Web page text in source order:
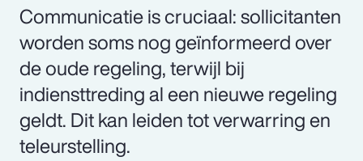
Communicatie is cruciaal: sollicitanten
worden soms nog geïnformeerd over
de oude regeling, terwijl bij
indiensttreding al een nieuwe regeling
geldt. Dit kan leiden tot verwarring en
teleurstelling.